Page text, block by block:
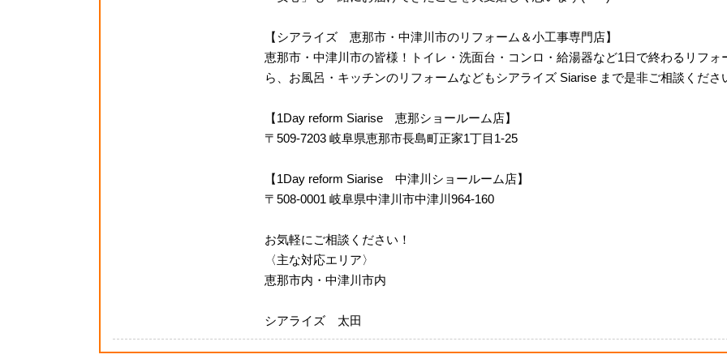
【シアライズ 恵那市・中津川市のリフォーム＆小工事専門店】
恵那市・中津川市の皆様！トイレ・洗面台・コンロ・給湯器など1日で終わるリフォ
ら、お風呂・キッチンのリフォームなどもシアライズ Siarise まで是非ご相談くださ
【1Day reform Siarise 恵那ショールーム店】
〒509-7203 岐阜県恵那市長島町正家1丁目1-25
【1Day reform Siarise 中津川ショールーム店】
〒508-0001 岐阜県中津川市中津川964-160
お気軽にご相談ください！
〈主な対応エリア〉
恵那市内・中津川市内
シアライズ 太田